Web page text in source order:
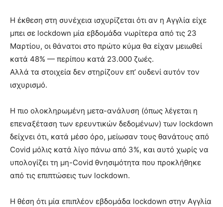
Η έκθεση στη συνέχεια ισχυρίζεται ότι αν η Αγγλία είχε
μπει σε lockdown μία εβδομάδα νωρίτερα από τις 23
Μαρτίου, οι θάνατοι στο πρώτο κύμα θα είχαν μειωθεί
κατά 48% — περίπου κατά 23.000 ζωές.
Αλλά τα στοιχεία δεν στηρίζουν επ’ ουδενί αυτόν τον
ισχυρισμό.
Η πιο ολοκληρωμένη μετα-ανάλυση (όπως λέγεται η
επεναξέταση των ερευντικών δεδομένων) των lockdown
δείχνει ότι, κατά μέσο όρο, μείωσαν τους θανάτους από
Covid μόλις κατά λίγο πάνω από 3%, και αυτό χωρίς να
υπολογίζει τη μη-Covid θνησιμότητα που προκλήθηκε
από τις επιπτώσεις των lockdown.
Η θέση ότι μία επιπλέον εβδομάδα lockdown στην Αγγλία